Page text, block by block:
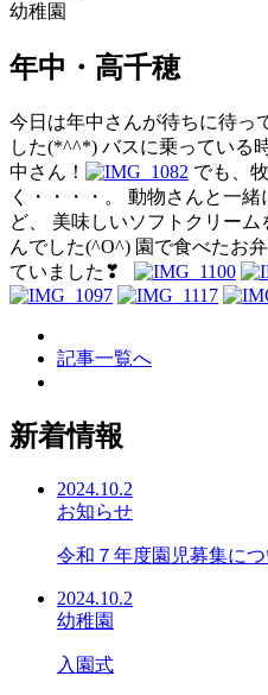
幼稚園
年中・高千穂
今日は年中さんが待ちに待っ
した(*^^*) バスに乗っている
中さん！
でも、
く・・・・。 動物さんと一
ど、 美味しいソフトクリー
んでした(^O^) 園で食べたお
ていました❣
記事一覧へ
新着情報
2024.10.2
お知らせ
令和７年度園児募集につ
2024.10.2
幼稚園
入園式